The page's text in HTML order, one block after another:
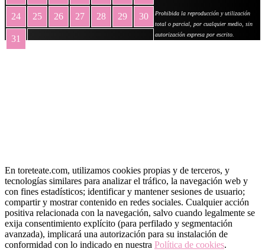
24 25 26 27 28 29 30
31
Prohibida la reproducción y utilización
total o parcial, por cualquier medio, sin
autorización expresa por escrito.
En toreteate.com, utilizamos cookies propias y de terceros, y
tecnologías similares para analizar el tráfico, la navegación web y
con fines estadísticos; identificar y mantener sesiones de usuario;
compartir y mostrar contenido en redes sociales. Cualquier acción
positiva relacionada con la navegación, salvo cuando legalmente se
exija consentimiento explícito (para perfilado y segmentación
avanzada), implicará una autorización para su instalación de
conformidad con lo indicado en nuestra Política de cookies.